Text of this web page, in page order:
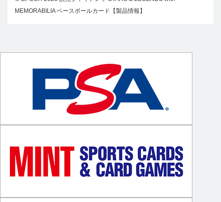
MEMORABILIA ベースボールカード【製品情報】